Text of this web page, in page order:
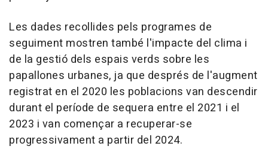
Les dades recollides pels programes de
seguiment mostren també l'impacte del clima i
de la gestió dels espais verds sobre les
papallones urbanes, ja que després de l'augment
registrat en el 2020 les poblacions van descendir
durant el període de sequera entre el 2021 i el
2023 i van començar a recuperar-se
progressivament a partir del 2024.